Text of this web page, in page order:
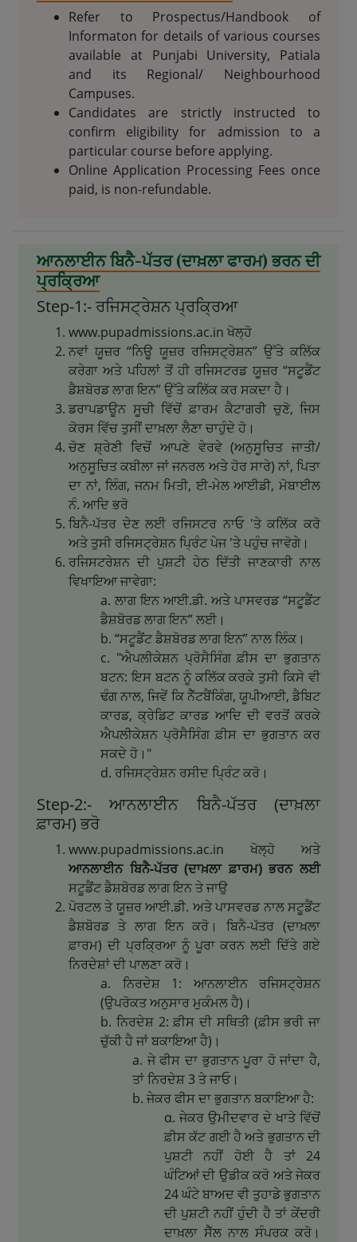
Refer to Prospectus/Handbook of
Informaton for details of various courses
available at Punjabi University, Patiala
and its Regional/ Neighbourhood
Campuses.
Candidates are strictly instructed to
confirm eligibility for admission to a
particular course before applying.
Online Application Processing Fees once
paid, is non-refundable.
ਆਨਲਾਈਨ ਬਿਨੈ-ਪੱਤਰ (ਦਾਖ਼ਲਾ ਫਾਰਮ) ਭਰਨ ਦੀ
ਪ੍ਰਕ੍ਰਿਆ
Step-1:- ਰਜਿਸਟ੍ਰੇਸ਼ਨ ਪ੍ਰਕ੍ਰਿਆ
www.pupadmissions.ac.in ਖੋਲ੍ਹੋ
ਨਵਾਂ ਯੂਜ਼ਰ “ਨਿਊ ਯੂਜ਼ਰ ਰਜਿਸਟ੍ਰੇਸ਼ਨ” ਉੱਤੇ ਕਲਿੱਕ
ਕਰੇਗਾ ਅਤੇ ਪਹਿਲਾਂ ਤੋਂ ਹੀ ਰਜਿਸਟਰਡ ਯੂਜ਼ਰ “ਸਟੂਡੈਂਟ
ਡੈਸ਼ਬੋਰਡ ਲਾਗ ਇਨ” ਉੱਤੇ ਕਲਿੱਕ ਕਰ ਸਕਦਾ ਹੈ।
ਡਰਾਪਡਾਊਨ ਸੂਚੀ ਵਿੱਚੋਂ ਫ਼ਾਰਮ ਕੈਟਾਗਰੀ ਚੁਣੋ, ਜਿਸ
ਕੋਰਸ ਵਿੱਚ ਤੁਸੀਂ ਦਾਖ਼ਲਾ ਲੈਣਾ ਚਾਹੁੰਦੇ ਹੋ।
ਚੋਣ ਸ਼੍ਰੇਣੀ ਵਿਚੋਂ ਆਪਣੇ ਵੇਰਵੇ (ਅਨੁਸੂਚਿਤ ਜਾਤੀ/
ਅਨੁਸੂਚਿਤ ਕਬੀਲਾ ਜਾਂ ਜਨਰਲ ਅਤੇ ਹੋਰ ਸਾਰੇ) ਨਾਂ, ਪਿਤਾ
ਦਾ ਨਾਂ, ਲਿੰਗ, ਜਨਮ ਮਿਤੀ, ਈ-ਮੇਲ ਆਈਡੀ, ਮੋਬਾਈਲ
ਨੰ. ਆਦਿ ਭਰੋ
ਬਿਨੈ-ਪੱਤਰ ਦੇਣ ਲਈ ਰਜਿਸਟਰ ਨਾਓ 'ਤੇ ਕਲਿੱਕ ਕਰੋ
ਅਤੇ ਤੁਸੀ ਰਜਿਸਟ੍ਰੇਸ਼ਨ ਪ੍ਰਿੰਟ ਪੇਜ 'ਤੇ ਪਹੁੰਚ ਜਾਵੋਗੇ।
ਰਜਿਸਟਰੇਸ਼ਨ ਦੀ ਪੁਸ਼ਟੀ ਹੇਠ ਦਿੱਤੀ ਜਾਣਕਾਰੀ ਨਾਲ
ਵਿਖਾਇਆ ਜਾਵੇਗਾ:
ਲਾਗ ਇਨ ਆਈ.ਡੀ. ਅਤੇ ਪਾਸਵਰਡ “ਸਟੂਡੈਂਟ
ਡੈਸ਼ਬੋਰਡ ਲਾਗ ਇਨ” ਲਈ।
“ਸਟੂਡੈਂਟ ਡੈਸ਼ਬੋਰਡ ਲਾਗ ਇਨ” ਨਾਲ ਲਿੰਕ।
"ਐਪਲੀਕੇਸ਼ਨ ਪ੍ਰੋਸੈਸਿੰਗ ਫ਼ੀਸ ਦਾ ਭੁਗਤਾਨ
ਬਟਨ: ਇਸ ਬਟਨ ਨੂੰ ਕਲਿੱਕ ਕਰਕੇ ਤੁਸੀ ਕਿਸੇ ਵੀ
ਢੰਗ ਨਾਲ, ਜਿਵੇਂ ਕਿ ਨੈੱਟਬੈਂਕਿੰਗ, ਯੂਪੀਆਈ, ਡੈਬਿਟ
ਕਾਰਡ, ਕ੍ਰੇਡਿਟ ਕਾਰਡ ਆਦਿ ਦੀ ਵਰਤੋਂ ਕਰਕੇ
ਐਪਲੀਕੇਸ਼ਨ ਪ੍ਰੋਸੈਸਿੰਗ ਫ਼ੀਸ ਦਾ ਭੁਗਤਾਨ ਕਰ
ਸਕਦੇ ਹੋ।"
ਰਜਿਸਟ੍ਰੇਸ਼ਨ ਰਸੀਦ ਪ੍ਰਿੰਟ ਕਰੋ।
Step-2:- ਆਨਲਾਈਨ ਬਿਨੈ-ਪੱਤਰ (ਦਾਖ਼ਲਾ
ਫ਼ਾਰਮ) ਭਰੋ
www.pupadmissions.ac.in ਖੋਲ੍ਹੋ ਅਤੇ
ਆਨਲਾਈਨ ਬਿਨੈ-ਪੱਤਰ (ਦਾਖ਼ਲਾ ਫ਼ਾਰਮ) ਭਰਨ ਲਈ
ਸਟੂਡੈਂਟ ਡੈਸ਼ਬੋਰਡ ਲਾਗ ਇਨ ਤੇ ਜਾਉ
ਪੋਰਟਲ ਤੇ ਯੂਜ਼ਰ ਆਈ.ਡੀ. ਅਤੇ ਪਾਸਵਰਡ ਨਾਲ ਸਟੂਡੈਂਟ
ਡੈਸ਼ਬੋਰਡ ਤੇ ਲਾਗ ਇਨ ਕਰੋ। ਬਿਨੈ-ਪੱਤਰ (ਦਾਖ਼ਲਾ
ਫ਼ਾਰਮ) ਦੀ ਪ੍ਰਕ੍ਰਿਆ ਨੂੰ ਪੂਰਾ ਕਰਨ ਲਈ ਦਿੱਤੇ ਗਏ
ਨਿਰਦੇਸ਼ਾਂ ਦੀ ਪਾਲਣਾ ਕਰੋ।
ਨਿਰਦੇਸ਼ 1: ਆਨਲਾਈਨ ਰਜਿਸਟ੍ਰੇਸ਼ਨ
(ਉਪਰੋਕਤ ਅਨੁਸਾਰ ਮੁਕੰਮਲ ਹੈ)।
ਨਿਰਦੇਸ਼ 2: ਫ਼ੀਸ ਦੀ ਸਥਿਤੀ (ਫ਼ੀਸ ਭਰੀ ਜਾ
ਚੁੱਕੀ ਹੈ ਜਾਂ ਬਕਾਇਆ ਹੈ)।
ਜੇ ਫੀਸ ਦਾ ਭੁਗਤਾਨ ਪੂਰਾ ਹੋ ਜਾਂਦਾ ਹੈ,
ਤਾਂ ਨਿਰਦੇਸ਼ 3 ਤੇ ਜਾਓ।
ਜੇਕਰ ਫੀਸ ਦਾ ਭੁਗਤਾਨ ਬਕਾਇਆ ਹੈ:
ਜੇਕਰ ਉਮੀਦਵਾਰ ਦੇ ਖਾਤੇ ਵਿੱਚੋਂ
ਫ਼ੀਸ ਕੱਟ ਗਈ ਹੈ ਅਤੇ ਭੁਗਤਾਨ ਦੀ
ਪੁਸ਼ਟੀ ਨਹੀਂ ਹੋਈ ਹੈ ਤਾਂ 24
ਘੰਟਿਆਂ ਦੀ ਉਡੀਕ ਕਰੋ ਅਤੇ ਜੇਕਰ
24 ਘੰਟੇ ਬਾਅਦ ਵੀ ਤੁਹਾਡੇ ਭੁਗਤਾਨ
ਦੀ ਪੁਸ਼ਟੀ ਨਹੀਂ ਹੁੰਦੀ ਹੈ ਤਾਂ ਕੇਂਦਰੀ
ਦਾਖ਼ਲਾ ਸੈੱਲ ਨਾਲ ਸੰਪਰਕ ਕਰੋ।